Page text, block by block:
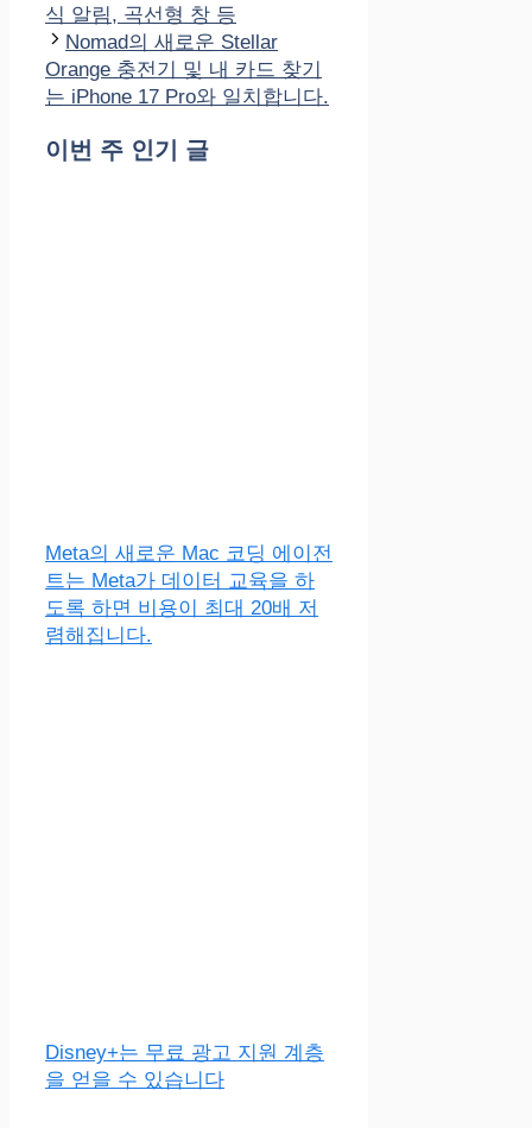
고
리
식 알림, 곡선형 창 등
Nomad의 새로운 Stellar
Orange 충전기 및 내 카드 찾기
는 iPhone 17 Pro와 일치합니다.
이번 주 인기 글
Meta의 새로운 Mac 코딩 에이전
트는 Meta가 데이터 교육을 하
도록 하면 비용이 최대 20배 저
렴해집니다.
Disney+는 무료 광고 지원 계층
을 얻을 수 있습니다